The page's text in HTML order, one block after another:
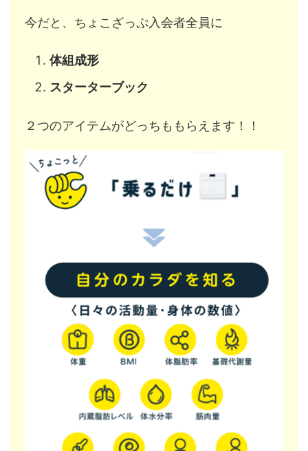
今だと、ちょこざっぷ入会者全員に
体組成形
スターターブック
２つのアイテムがどっちももらえます！！